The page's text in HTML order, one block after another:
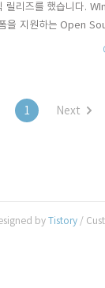
릴리즈를 했습니다.
지원하는 Open
최신버전은 3.0.6 이
1 Next
by Tistory/